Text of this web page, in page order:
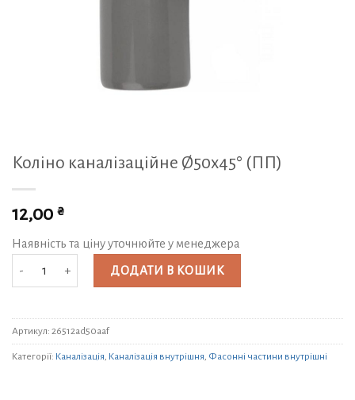
Коліно каналізаційне Ø50х45° (ПП)
12,00 ₴
Наявність та ціну уточнюйте у менеджера
Коліно каналізаційне Ø50х45° (ПП) кількість
ДОДАТИ В КОШИК
Артикул: 26512ad50aaf
Категорії: Каналізація, Каналізація внутрішня, Фасонні частини внутрішні